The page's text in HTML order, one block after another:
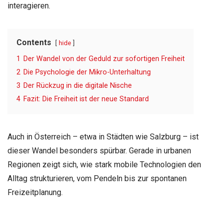
interagieren.
Contents hide
1
Der Wandel von der Geduld zur sofortigen Freiheit
2 Die Psychologie der Mikro-Unterhaltung
3 Der Rückzug in die digitale Nische
4 Fazit: Die Freiheit ist der neue Standard
Auch in Österreich – etwa in Städten wie Salzburg – ist
dieser Wandel besonders spürbar. Gerade in urbanen
Regionen zeigt sich, wie stark mobile Technologien den
Alltag strukturieren, vom Pendeln bis zur spontanen
Freizeitplanung.